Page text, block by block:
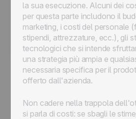
la sua esecuzione. Alcuni dei
per questa parte includono il
marketing, i costi del personale
stipendi, attrezzature, ecc.), gli
tecnologici che si intende
una strategia più ampia e
necessaria specifica per il
offerto dall'azienda.
Non cadere nella trappola
si parla di costi: se sbagli le